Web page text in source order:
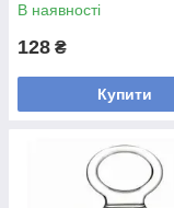
В наявності
128 ₴
Купити